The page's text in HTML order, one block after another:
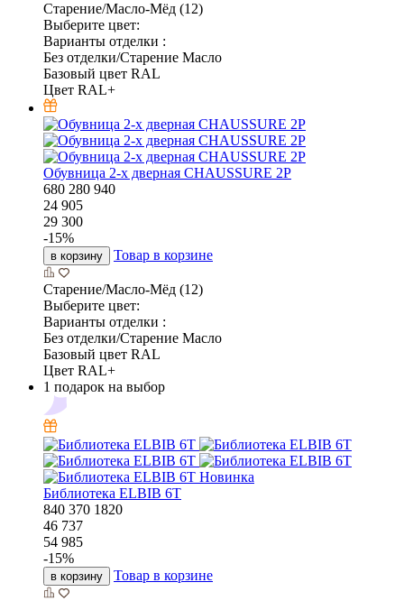
Старение/Масло-Мёд (12)
Выберите цвет:
Варианты отделки :
Без отделки/Старение Масло
Базовый цвет RAL
Цвет RAL+
Обувница 2-х дверная CHAUSSURE 2P
680 280 940
24 905
29 300
-15%
в корзину Товар в корзине
Старение/Масло-Мёд (12)
Выберите цвет:
Варианты отделки :
Без отделки/Старение Масло
Базовый цвет RAL
Цвет RAL+
1 подарок на выбор
Новинка
Библиотека ELBIB 6T
840 370 1820
46 737
54 985
-15%
в корзину Товар в корзине